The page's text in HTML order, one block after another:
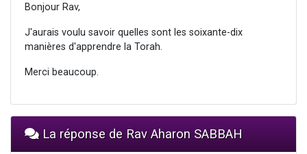
Bonjour Rav,
J'aurais voulu savoir quelles sont les soixante-dix
manières d'apprendre la Torah.
Merci beaucoup.
La réponse de Rav Aharon SABBAH